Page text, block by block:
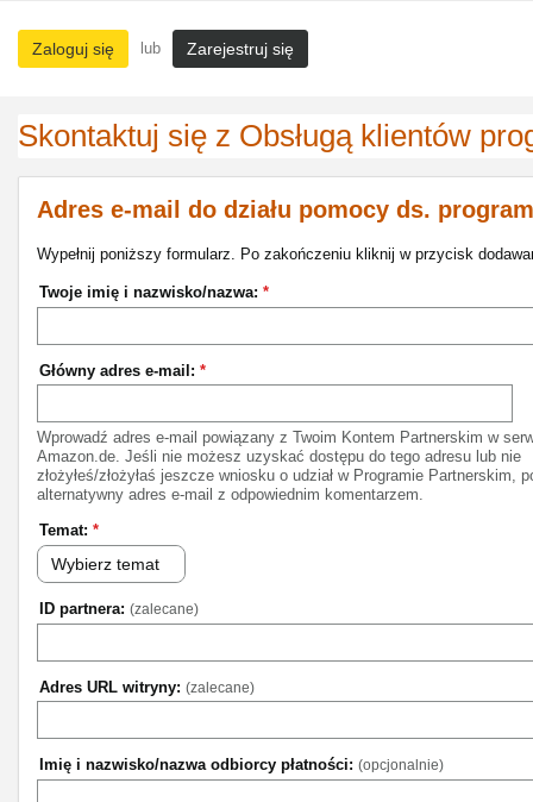
Zaloguj się lub Zarejestruj się
Skontaktuj się z Obsługą klientów
Adres e-mail do działu pomocy ds.
Wypełnij poniższy formularz. Po zakończeniu kliknij w przycisk
Twoje imię i nazwisko/nazwa: *
Główny adres e-mail: *
Wprowadź adres e-mail powiązany z Twoim Kontem Partnerskim w
Amazon.de. Jeśli nie możesz uzyskać dostępu do tego adresu lub nie
złożyłeś/złożyłaś jeszcze wniosku o udział w Programie Partnerskim,
alternatywny adres e-mail z odpowiednim komentarzem.
Temat: *
Wybierz temat
ID partnera: (zalecane)
Adres URL witryny: (zalecane)
Imię i nazwisko/nazwa odbiorcy płatności: (opcjonalnie)